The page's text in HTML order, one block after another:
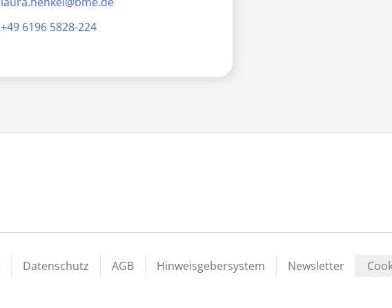
+49 6196 5828-224
Datenschutz AGB Hinweisgebersystem Newsletter